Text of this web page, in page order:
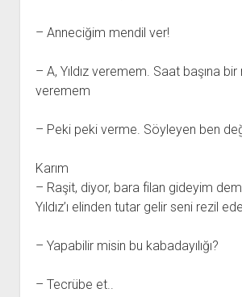
– Anneciğim mendil ver!
– A, Yıldız veremem. Saat başına bir
veremem
– Peki peki verme. Söyleyen ben
Karım
– Raşit, diyor, bara filan gideyim
Yıldız’ı elinden tutar gelir seni rezil
– Yapabilir misin bu kabadayılığı?
– Tecrübe et..